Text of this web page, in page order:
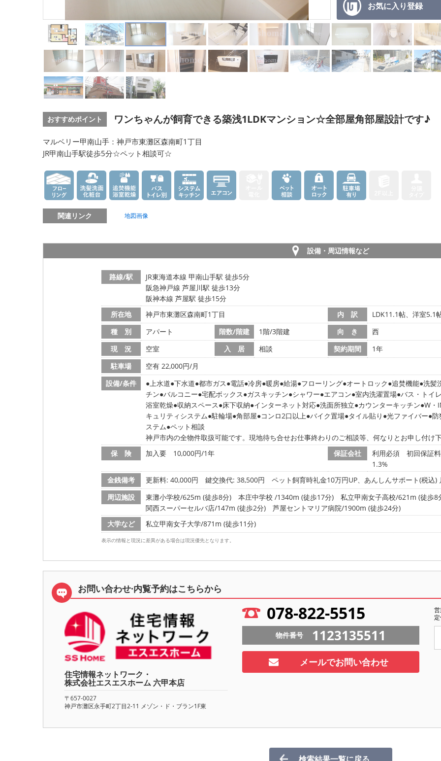
お気に入り登録
おすすめポイント ワンちゃんが飼育できる築浅1LDKマンション☆全部屋角部屋設計です♪
マルベリー甲南山手：神戸市東灘区森南町1丁目
JR甲南山手駅徒歩5分☆ペット相談可☆
関連リンク 地図画像
設備・周辺情報など
路線/駅
JR東海道本線 甲南山手駅 徒歩5分
阪急神戸線 芦屋川駅 徒歩13分
阪神本線 芦屋駅 徒歩15分
所在地
神戸市東灘区森南町1丁目 内 訳
LDK11.1帖、洋室5.1
種 別
アパート 階数/階建 1階/3階建 向 き
西
現 況
空室 入 居 相談 契約期間
1年
駐車場
空有 22,000円/月
設備/条件
上水道 下水道 都市ガス 電話 冷房 暖房 給湯 フローリング オートロック 追焚機能 洗髪
チン バルコニー 宅配ボックス ガスキッチン シャワー エアコン 室内洗濯置場 バス・トイ
浴室乾燥 収納スペース 床下収納 インターネット対応 洗面所独立 カウンターキッチン W・
キュリティシステム 駐輪場 角部屋 コンロ2口以上 バイク置場 タイル貼り 光ファイバー 防
ステム ペット相談
神戸市内の全物件取扱可能です。現地待ち合せお仕事終わりのご相談等、何なりとお申し付け
保 険
加入要 10,000円/1年 保証会社
利用必須 初回保証
1.3%
金銭備考
更新料: 40,000円 鍵交換代: 38,500円
ペット飼育時礼金10万円UP、あんしんサポート(税込)
周辺施設
東灘小学校/625m (徒歩8分) 本庄中学校 /1340m (徒歩17分)
私立甲南女子高校/621m (徒歩8
関西スーパーセルバ店/147m (徒歩2分)
芦屋セントマリア病院/1900m (徒歩24分)
大学など
私立甲南女子大学/871m (徒歩11分)
表示の情報と現況に差異がある場合は現況優先となります。
お問い合わせ·内覧予約はこちらから
住宅情報ネットワーク・
株式会社エスエスホーム 六甲本店
〒657-0027
神戸市灘区永手町2丁目2-11 メゾン・ド・ブラン1F東
078-822-5515
物件番号 1123135511
メールでお問い合わせ
検索結果一覧に戻る